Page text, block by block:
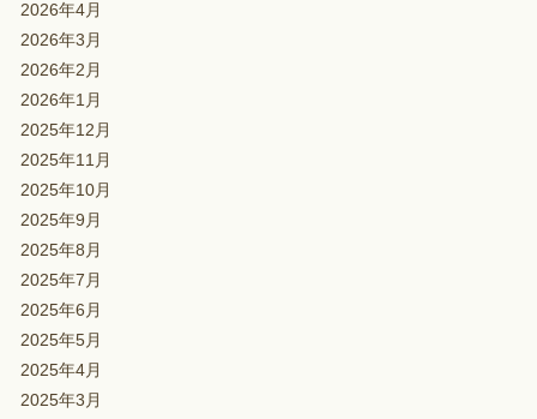
2026年4月
2026年3月
2026年2月
2026年1月
2025年12月
2025年11月
2025年10月
2025年9月
2025年8月
2025年7月
2025年6月
2025年5月
2025年4月
2025年3月